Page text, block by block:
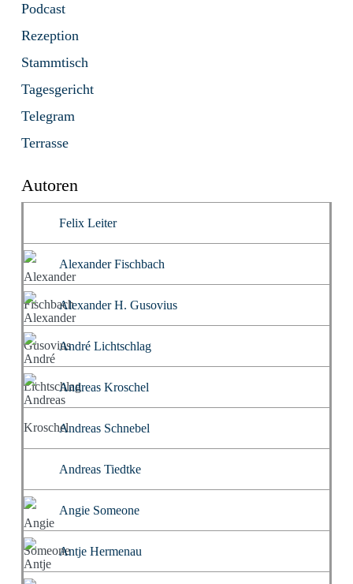
Podcast
Rezeption
Stammtisch
Tagesgericht
Telegram
Terrasse
Autoren
Felix Leiter
Alexander Fischbach
Alexander H. Gusovius
André Lichtschlag
Andreas Kroschel
Andreas Schnebel
Andreas Tiedtke
Angie Someone
Antje Hermenau